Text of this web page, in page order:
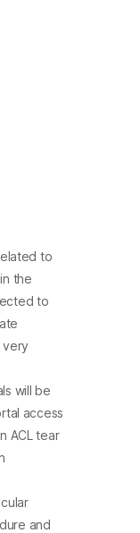
to
the
to
very
will be
access
ACL tear
and